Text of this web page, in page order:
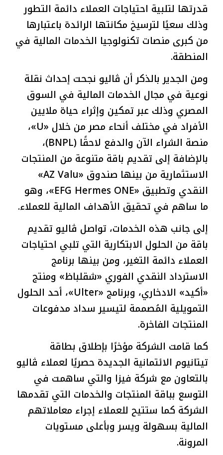
قدرتها لتلبية احتياجات العملاء دائمة التطور
وذلك سعيًا لترسيخ مكانتها الرائدة باعتبارها
من كبرى منصات تكنولوجيا الخدمات المالية في
المنطقة.
ومن الجدير بالذكر أن ڤاليو نجحت إحداث نقلة
نوعية في مجال الخدمات المالية في السوق
المصري وذلك عبر تمكين وإثراء حياة ملايين
الأفراد في مختلف أنحاء مصر من خلال «U»،
منصة الشراء الآن والدفع لاحقًا (BNPL)،
بالإضافة إلى تقديم باقة متنوعة من المنتجات
الاستثمارية من بينها صندوق «AZ Valu»
النقدي وتطبيق «EFG Hermes ONE»، وهو
ما ساهم في تحقيق الأهداف المالية للعملاء.
إلى جانب هذه الخدمات، تواصل ڤاليو تقديم
باقة من الحلول الابتكارية التي تلبي احتياجات
العملاء دائمة التغير، ومن بينها برنامج
الاسترداد النقدي الفوري «شقلباظ» ومنتج
«أكيد» الادخاري، وبرنامج «Ulter»، أحد الحلول
التمويلية المُصممة لتيسير سداد مدفوعات
المنتجات الفاخرة.
كما قامت الشركة مؤخرًا بإطلاق بطاقة
تيتانيوم الائتمانية الجديدة حصريًا لعملاء ڤاليو
بالتعاون مع شركة فيزا والتي ساهمت في
التوسع بباقة المنتجات والخدمات التي تقدمها
الشركة كما ستتيح للعملاء إجراء معاملاتهم
المالية بسهولة ويسر وبأعلى مستويات
المرونة.